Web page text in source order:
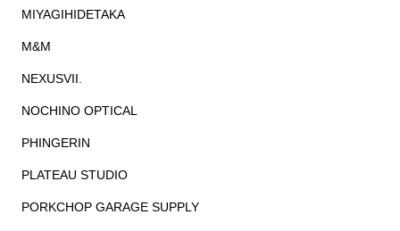
MIYAGIHIDETAKA
M&M
NEXUSVII.
NOCHINO OPTICAL
PHINGERIN
PLATEAU STUDIO
PORKCHOP GARAGE SUPPLY